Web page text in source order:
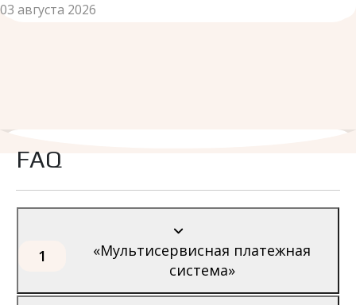
03 августа 2026
FAQ
1
«Мультисервисная платежная
система»